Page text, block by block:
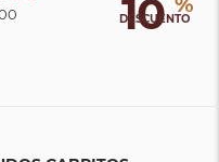
10
DESCUENTO